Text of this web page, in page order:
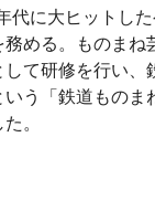
代に大ヒットし
務める。ものまね
て研修を行い、
いう「鉄道ものま
。